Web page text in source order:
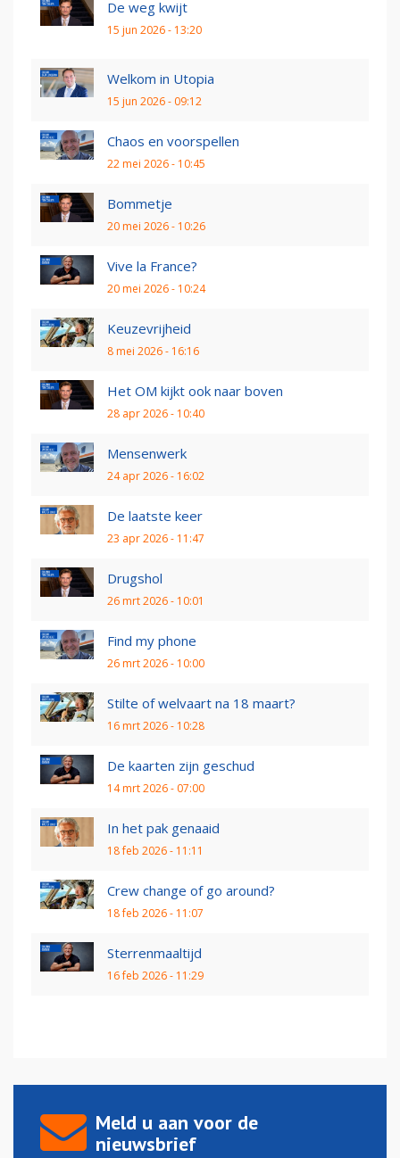
De weg kwijt
15 jun 2026 - 13:20
Welkom in Utopia
15 jun 2026 - 09:12
Chaos en voorspellen
22 mei 2026 - 10:45
Bommetje
20 mei 2026 - 10:26
Vive la France?
20 mei 2026 - 10:24
Keuzevrijheid
8 mei 2026 - 16:16
Het OM kijkt ook naar boven
28 apr 2026 - 10:40
Mensenwerk
24 apr 2026 - 16:02
De laatste keer
23 apr 2026 - 11:47
Drugshol
26 mrt 2026 - 10:01
Find my phone
26 mrt 2026 - 10:00
Stilte of welvaart na 18 maart?
16 mrt 2026 - 10:28
De kaarten zijn geschud
14 mrt 2026 - 07:00
In het pak genaaid
18 feb 2026 - 11:11
Crew change of go around?
18 feb 2026 - 11:07
Sterrenmaaltijd
16 feb 2026 - 11:29
Meld u aan voor de
nieuwsbrief